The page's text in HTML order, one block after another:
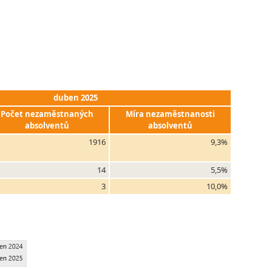
duben 2025
Počet nezaměstnaných
absolventů
Míra nezaměstnanosti
absolventů
1916 9,3%
14
5,5%
3 10,0%